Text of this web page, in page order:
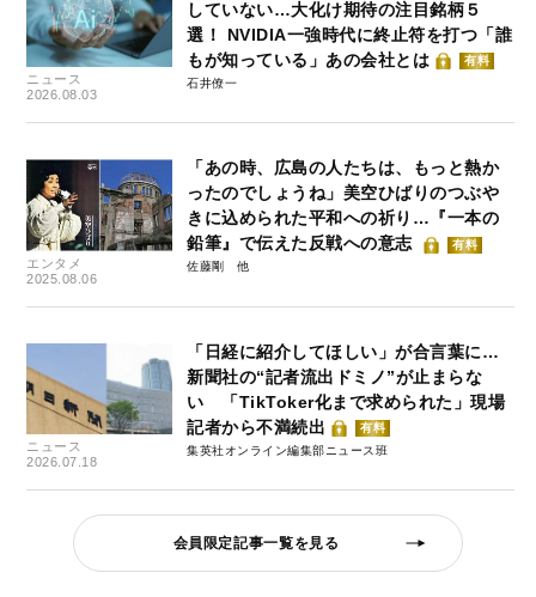
ニュース
2026.08.03
していない…大化け期待の注目銘柄５
選！ NVIDIA一強時代に終止符を打つ「誰
もが知っている」あの会社とは
有料
石井僚一
エンタメ
2025.08.06
「あの時、広島の人たちは、もっと熱か
ったのでしょうね」美空ひばりのつぶや
きに込められた平和への祈り…『一本の
鉛筆』で伝えた反戦への意志
有料
佐藤剛
ニュース
2026.07.18
「日経に紹介してほしい」が合言葉に…
新聞社の“記者流出ドミノ”が止まらな
い 「TikToker化まで求められた」現場
記者から不満続出
有料
集英社オンライン編集部ニュース班
会員限定記事一覧を見る